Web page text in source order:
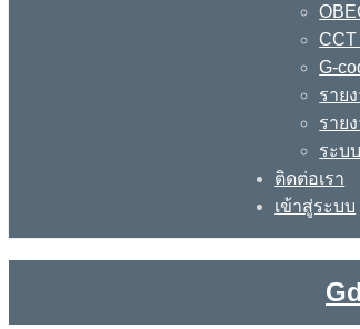
G-
ราย
ราย
ระบ
ติดต่อเรา
เข้าสู่ระบบ